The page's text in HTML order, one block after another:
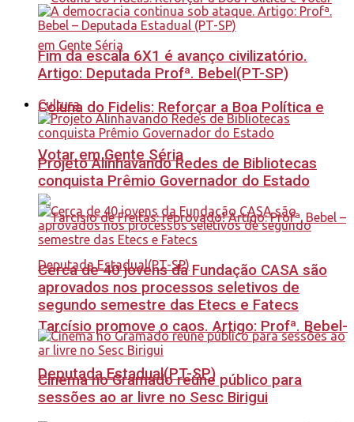
Coluna do Fidelis: Reforçar a Boa Política e
Votar em Gente Séria
Tarcísio promove o caos. Artigo: Profª. Bebel-
Deputada Estadual(PT-SP)
Fim da escala 6X1 é avanço civilizatório.
Artigo: Deputada Profª. Bebel(PT-SP)
Cultura
Projeto Alinhavando Redes de Bibliotecas
conquista Prêmio Governador do Estado
Cerca de 40 jovens da Fundação CASA são
aprovados nos processos seletivos de
segundo semestre das Etecs e Fatecs
Cinema no Gramado reúne público para
sessões ao ar livre no Sesc Birigui